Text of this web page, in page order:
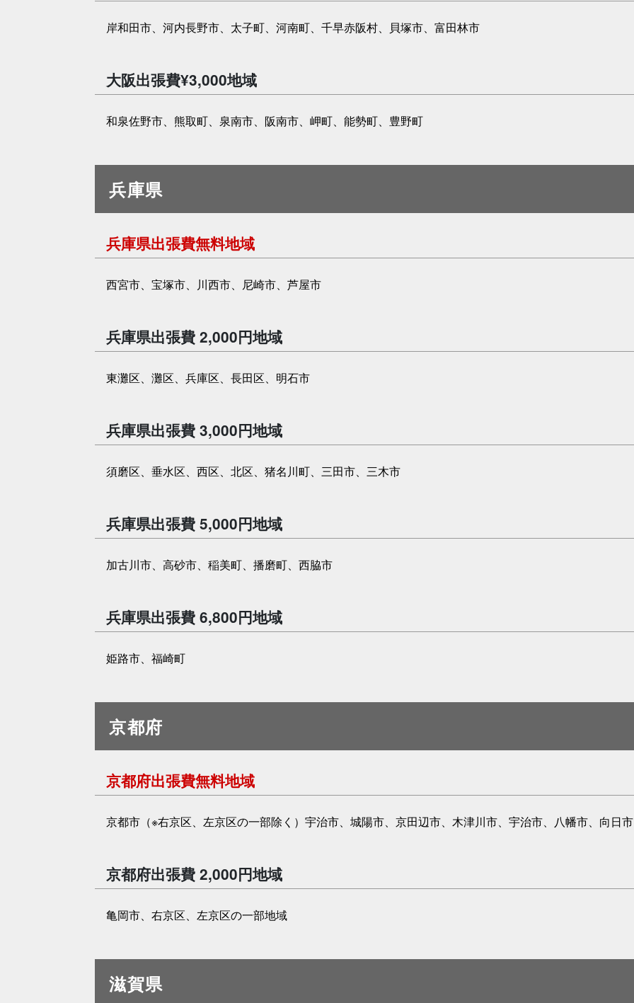
岸和田市、河内長野市、太子町、河南町、千早赤阪村、貝塚市、富田林市
大阪出張費¥3,000地域
和泉佐野市、熊取町、泉南市、阪南市、岬町、能勢町、豊野町
兵庫県
兵庫県出張費無料地域
西宮市、宝塚市、川西市、尼崎市、芦屋市
兵庫県出張費 2,000円地域
東灘区、灘区、兵庫区、長田区、明石市
兵庫県出張費 3,000円地域
須磨区、垂水区、西区、北区、猪名川町、三田市、三木市
兵庫県出張費 5,000円地域
加古川市、高砂市、稲美町、播磨町、西脇市
兵庫県出張費 6,800円地域
姫路市、福崎町
京都府
京都府出張費無料地域
京都市（※右京区、左京区の一部除く）宇治市、城陽市、京田辺市、木津川市、宇治市、八幡市、向日市
京都府出張費 2,000円地域
亀岡市、右京区、左京区の一部地域
滋賀県